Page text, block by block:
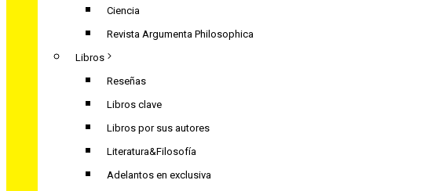
Ciencia
Revista Argumenta Philosophica
Libros
Reseñas
Libros clave
Libros por sus autores
Literatura&Filosofía
Adelantos en exclusiva